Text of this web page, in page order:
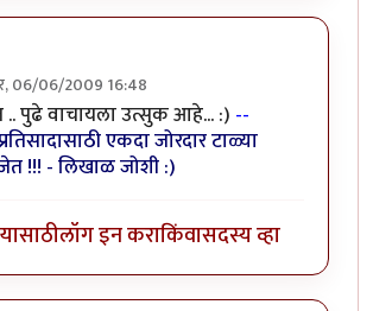
06/06/2009 16:48
पुढे वाचायला उत्सुक आहे... :) --
एकदा जोरदार टाळ्या
!!! - लिखाळ जोशी :)
लॉग इन कराकिंवासदस्य व्हा